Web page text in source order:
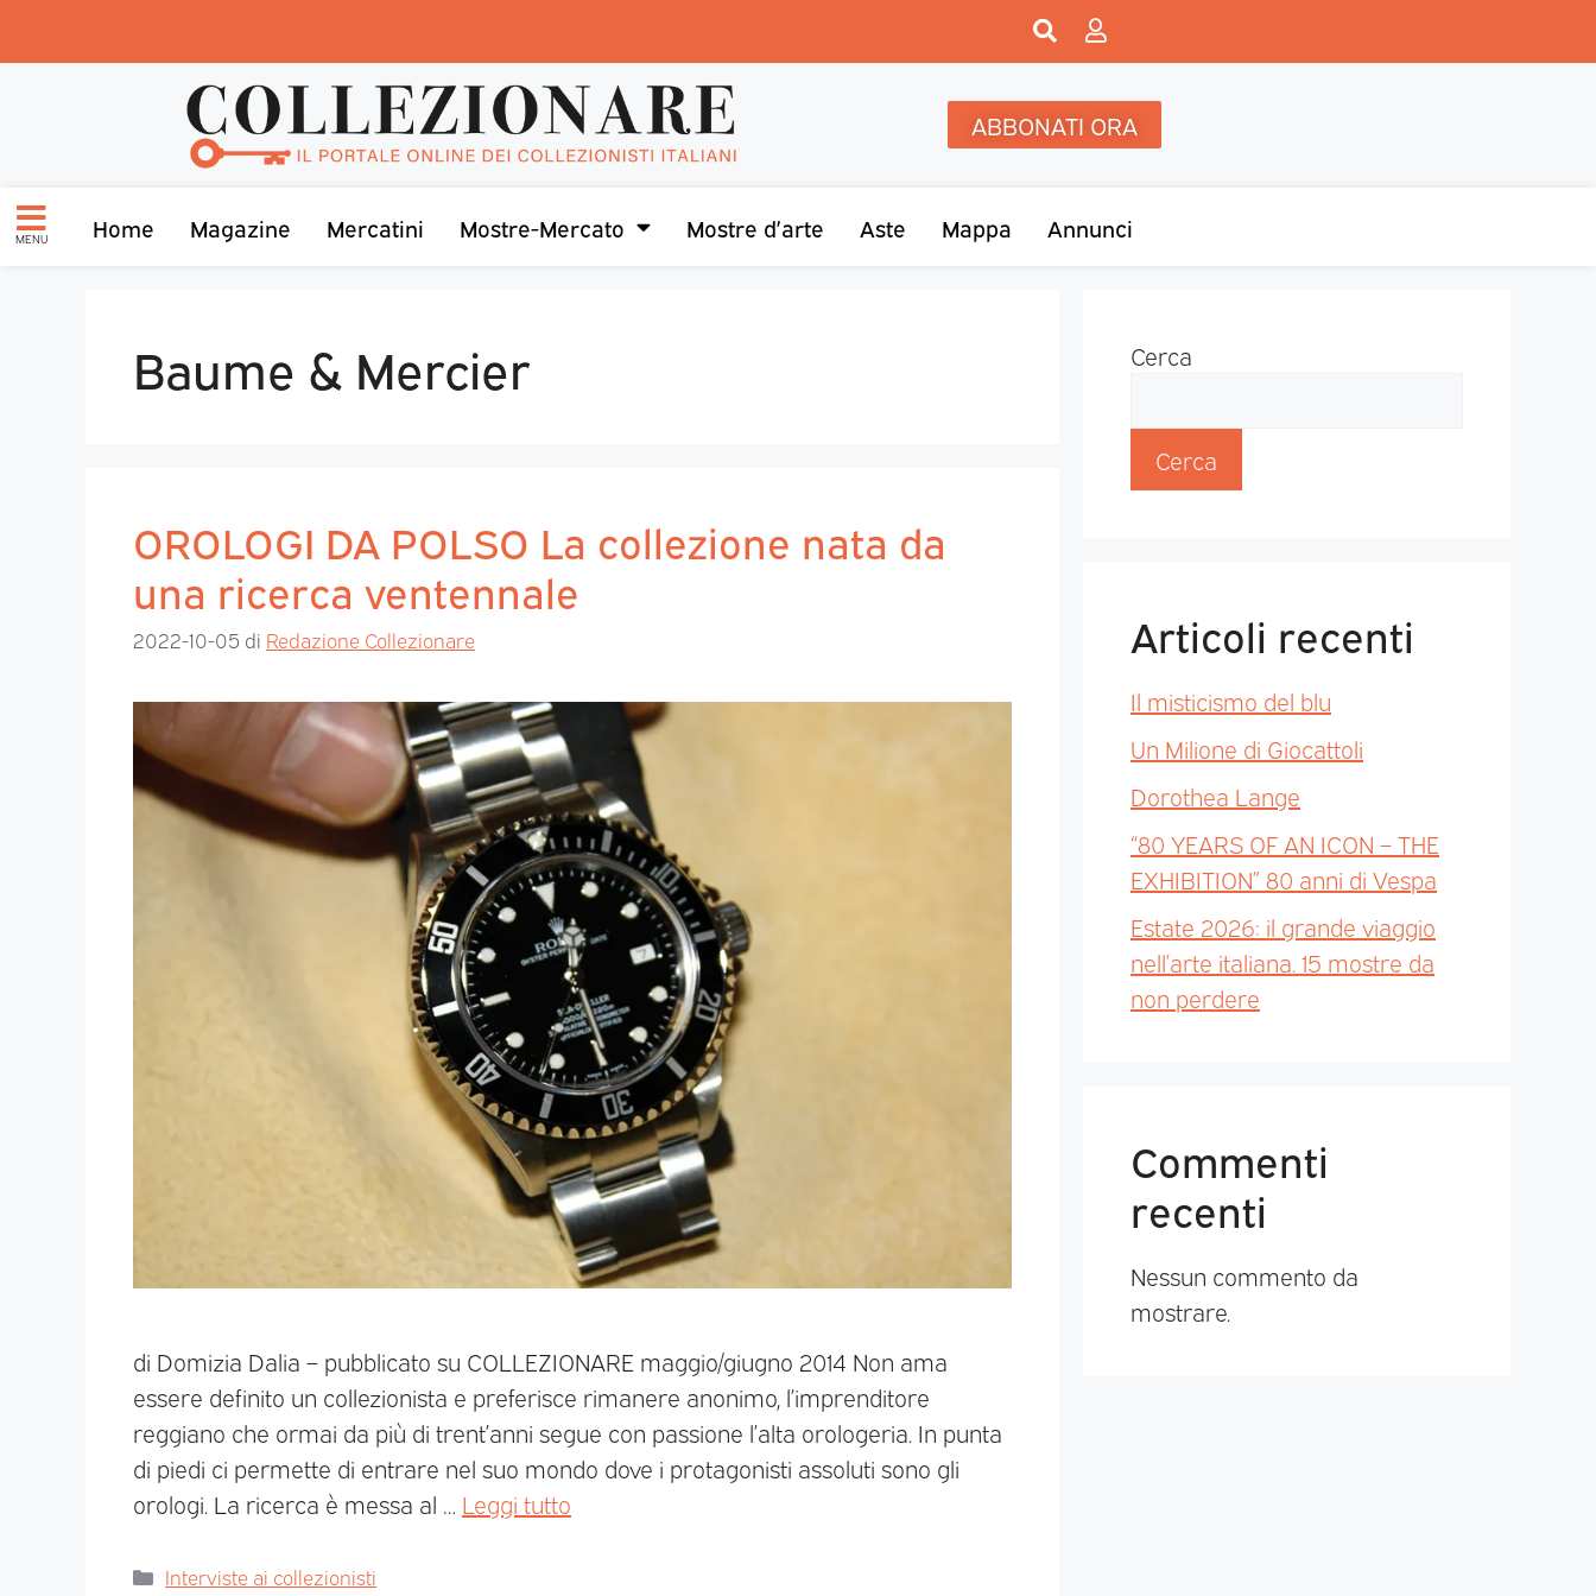
ABBONATI ORA
MENU Home Magazine Mercatini Mostre-Mercato Mostre d’arte Aste Mappa Annunci
Baume & Mercier
OROLOGI DA POLSO La collezione nata da
una ricerca ventennale
2022-10-05 di Redazione Collezionare
di Domizia Dalia – pubblicato su COLLEZIONARE maggio/giugno 2014 Non ama
essere definito un collezionista e preferisce rimanere anonimo, l’imprenditore
reggiano che ormai da più di trent’anni segue con passione l’alta orologeria. In punta
di piedi ci permette di entrare nel suo mondo dove i protagonisti assoluti sono gli
orologi. La ricerca è messa al … Leggi tutto
Interviste ai collezionisti
Cerca
Cerca
Articoli recenti
Il misticismo del blu
Un Milione di Giocattoli
Dorothea Lange
“80 YEARS OF AN ICON – THE
EXHIBITION” 80 anni di Vespa
Estate 2026: il grande viaggio
nell’arte italiana. 15 mostre da
non perdere
Commenti
recenti
Nessun commento da
mostrare.